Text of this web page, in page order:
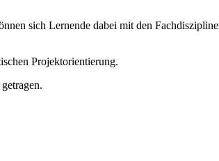
sich Lernende dabei mit den
Projektorientierung.